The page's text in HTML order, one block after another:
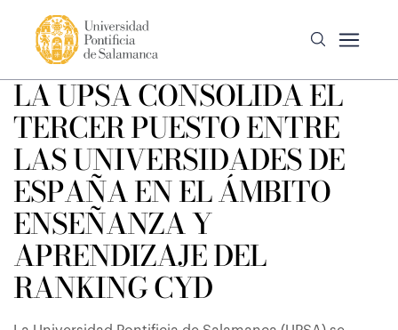
LA UPSA CONSOLIDA EL
TERCER PUESTO ENTRE
LAS UNIVERSIDADES DE
ESPAÑA EN EL ÁMBITO
ENSEÑANZA Y
APRENDIZAJE DEL
RANKING CYD